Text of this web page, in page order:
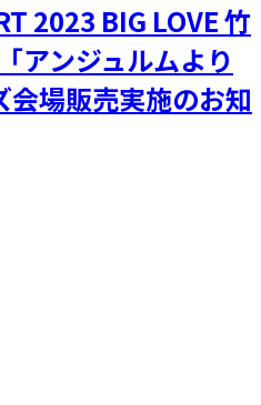
2023 BIG LOVE 竹
アンジュルムより
場販売実施のお知